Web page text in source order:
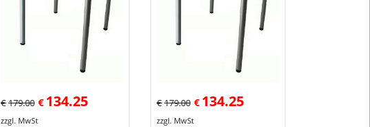
€179.00 € 134.25
zzgl. MwSt
€179.00 € 134.25
zzgl. MwSt